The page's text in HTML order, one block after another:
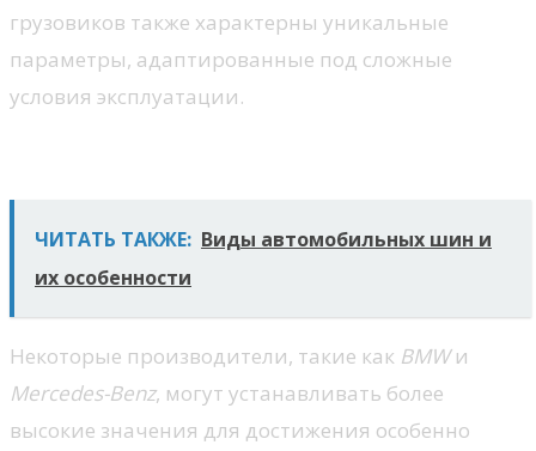
грузовиков также характерны уникальные
параметры, адаптированные под сложные
условия эксплуатации.
ЧИТАТЬ ТАКЖЕ: Виды автомобильных шин и
их особенности
Некоторые производители, такие как BMWи
Mercedes-Benz, могут устанавливать более
высокие значения для достижения особенно